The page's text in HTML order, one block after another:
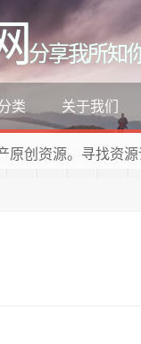
分享我所知
类 关于我们
创资源。寻找资